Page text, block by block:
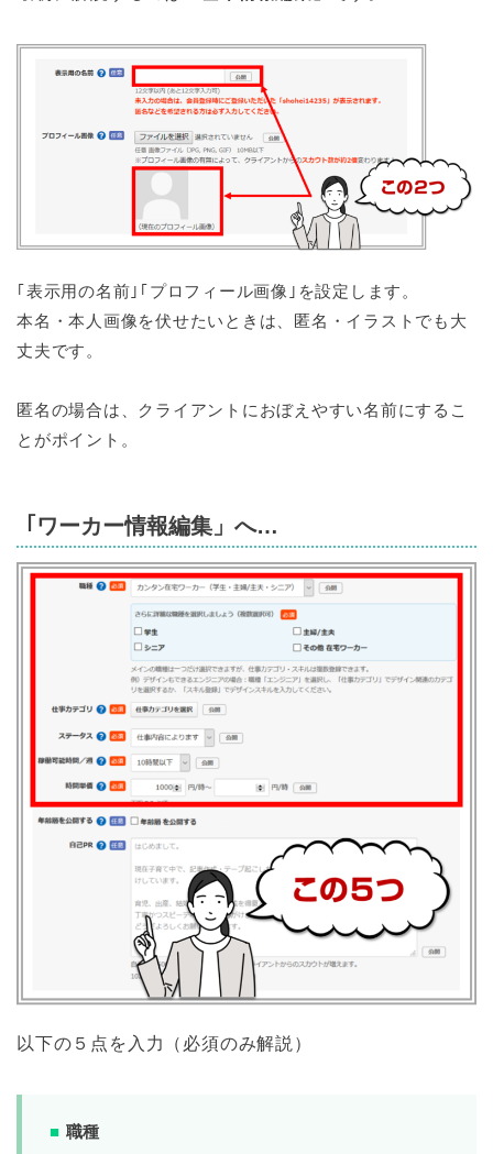
｢表示用の名前｣｢プロフィール画像｣を設定します。
本名・本人画像を伏せたいときは、匿名・イラストでも大
丈夫です。
匿名の場合は、クライアントにおぼえやすい名前にするこ
とがポイント。
｢ワーカー情報編集」へ…
以下の５点を入力（必須のみ解説）
■ 職種